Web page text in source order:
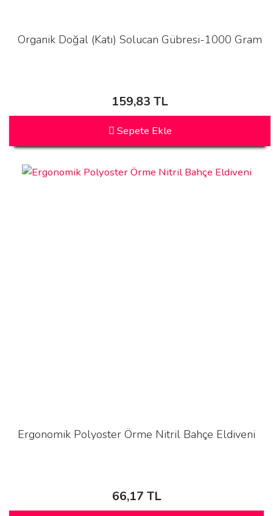
Organik Doğal (Katı) Solucan Gübresi-1000 Gram
159,83 TL
Sepete Ekle
Ergonomik Polyoster Örme Nitril Bahçe Eldiveni
66,17 TL